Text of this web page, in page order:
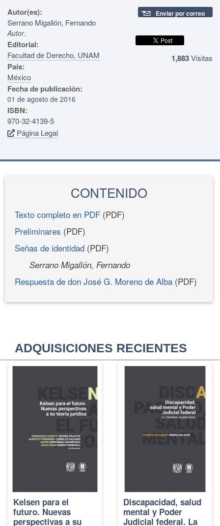
Autor(es):
Serrano Migallón, Fernando
Autor.
Editorial:
Facultad de Derecho, UNAM
País:
México
Fecha de publicación:
01 de agosto de 2016
ISBN:
970-32-4139-5
Página Legal
Enviar por correo
1,883Visitas
CONTENIDO
Texto completo en PDF (PDF)
Preliminares (PDF)
Señas de identidad (PDF)
Serrano Migallón, Fernando
Respuesta de don José G. Moreno de Alba (PDF)
ADQUISICIONES RECIENTES
Kelsen para el
futuro. Nuevas
perspectivas a su
Discapacidad, salud
mental y Poder
Judicial federal. La